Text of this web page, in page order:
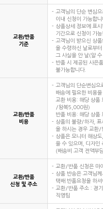
교환/반품
기준
고객님의 단순 변심
이내 신청이 가능합니
상품상세 정보에 표
기간으로 신청이 가능
고객님이 받으신 상
을 수령하신 날로부
그 사실을 안 날(알
반품 시 제공된 사은
불가능합니다.
교환/반품
비용
고객님의 단순변심
배송에 필요한 비용
교환 비용: 해당 상품
/왕복5,000원)
반품 비용: 해당 상품
상품의 불량/하자, 표
을 하시는 경우 교환/
상품은 모니터 해상
을 수 있으며, 디자인
(배송비 고객 전액부
교환/반품
신청 및 주소
교환/반품 신청은 마
상품 반송은 고객님
택배 반품요청을 하
교환/반품 주소 : 경
직영팀